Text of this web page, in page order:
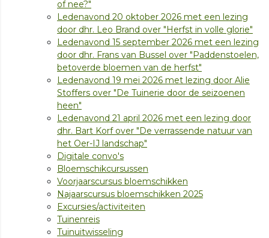
of nee?"
Ledenavond 20 oktober 2026 met een lezing
door dhr. Leo Brand over "Herfst in volle glorie"
Ledenavond 15 september 2026 met een lezing
door dhr. Frans van Bussel over "Paddenstoelen,
betoverde bloemen van de herfst"
Ledenavond 19 mei 2026 met lezing door Alie
Stoffers over "De Tuinerie door de seizoenen
heen"
Ledenavond 21 april 2026 met een lezing door
dhr. Bart Korf over "De verrassende natuur van
het Oer-IJ landschap"
Digitale convo's
Bloemschikcursussen
Voorjaarscursus bloemschikken
Najaarscursus bloemschikken 2025
Excursies/activiteiten
Tuinenreis
Tuinuitwisseling